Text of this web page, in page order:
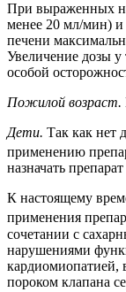
При выраженных
менее 20 мл/мин) и
печени
Увеличение дозы у
особой
Пожилой возраст.
Дети. Так как нет
применению
назначать
К настоящему
применения
сочетании с
нарушениями
кардиомиопатией,
пороком клапана